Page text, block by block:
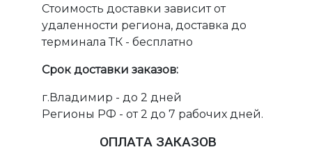
Стоимость доставки зависит от
удаленности региона, доставка до
терминала ТК - бесплатно
Срок доставки заказов:
г.Владимир - до 2 дней
Регионы РФ - от 2 до 7 рабочих дней.
ОПЛАТА ЗАКАЗОВ